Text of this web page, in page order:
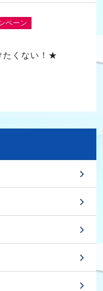
ペーン
たくない！★